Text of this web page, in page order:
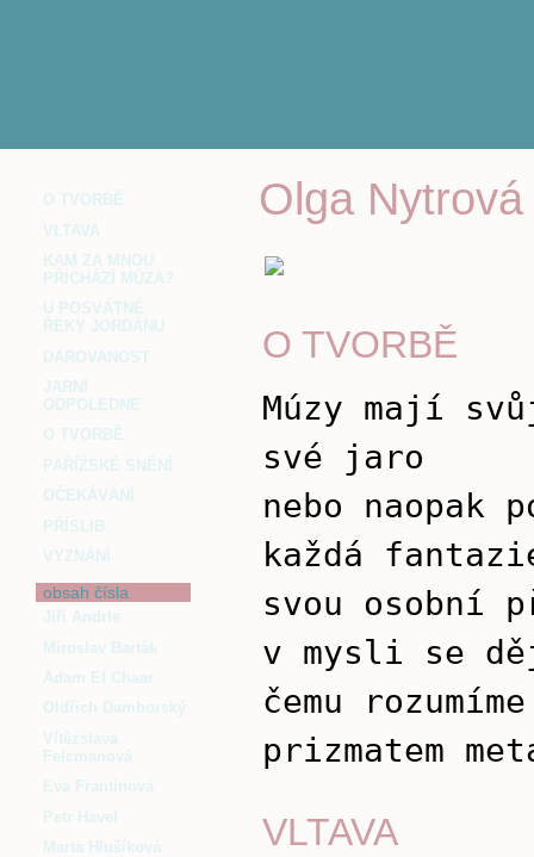
O TVORBĚ
VLTAVA
KAM ZA MNOU
PŘICHÁZÍ MÚZA?
U POSVÁTNÉ
ŘEKY JORDÁNU
DAROVANOST
JARNÍ
ODPOLEDNE
O TVORBĚ
PAŘÍŽSKÉ SNĚNÍ
OČEKÁVÁNÍ
PŘÍSLIB
VYZNÁNÍ
obsah čísla
Jiří Andrle
Miroslav Barták
Adam El Chaar
Oldřich Damborský
Vítězslava
Felcmanová
Eva Frantinová
Petr Havel
Marta Hlušíková
Olga Nytrová
O TVORBĚ
Múzy mají
své jaro
nebo naopak
každá
svou osobní
v mysli se
čemu
prizmatem
VLTAVA